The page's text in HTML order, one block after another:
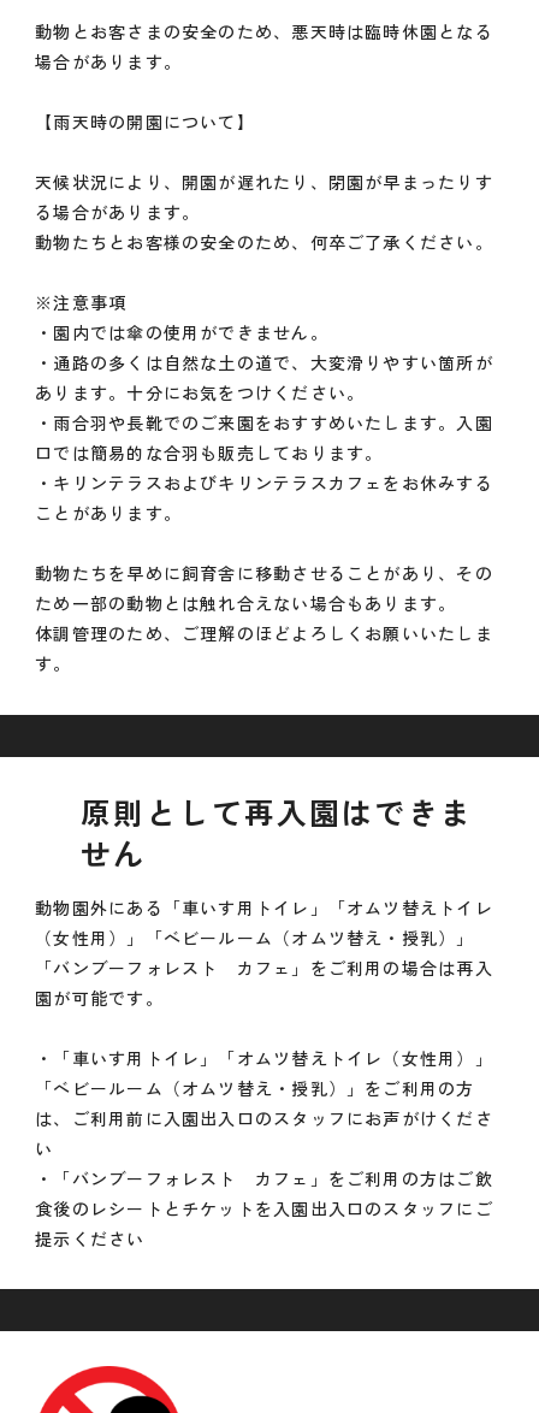
動物とお客さまの安全のため、悪天時は臨時休園となる
場合があります。
【雨天時の開園について】
天候状況により、開園が遅れたり、閉園が早まったりす
る場合があります。
動物たちとお客様の安全のため、何卒ご了承ください。
※注意事項
・園内では傘の使用ができません。
・通路の多くは自然な土の道で、大変滑りやすい箇所が
あります。十分にお気をつけください。
・雨合羽や長靴でのご来園をおすすめいたします。入園
口では簡易的な合羽も販売しております。
・キリンテラスおよびキリンテラスカフェをお休みする
ことがあります。
動物たちを早めに飼育舎に移動させることがあり、その
ため一部の動物とは触れ合えない場合もあります。
体調管理のため、ご理解のほどよろしくお願いいたしま
す。
原則として再入園はできま
せん
動物園外にある「車いす用トイレ」「オムツ替えトイレ
（女性用）」「ベビールーム（オムツ替え・授乳）」
「バンブーフォレスト カフェ」をご利用の場合は再入
園が可能です。
・「車いす用トイレ」「オムツ替えトイレ（女性用）」
「ベビールーム（オムツ替え・授乳）」をご利用の方
は、ご利用前に入園出入口のスタッフにお声がけくださ
い
・「バンブーフォレスト カフェ」をご利用の方はご飲
食後のレシートとチケットを入園出入口のスタッフにご
提示ください